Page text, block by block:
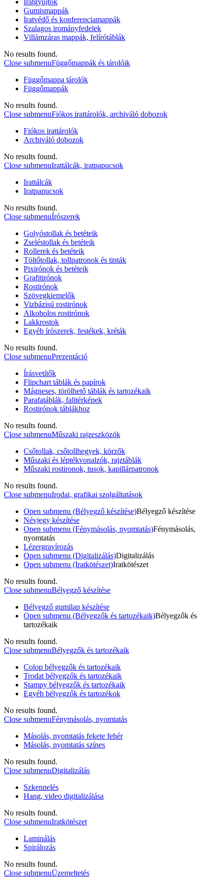
Iratgyűjtők
Gumismappák
Iratvédő és konferenciamappák
Szalagos irományfedelek
Villámzáras mappák, felírótáblák
No results found.
Close submenuFüggőmappák és tárolóik
Függőmappa tárolók
Függőmappák
No results found.
Close submenuFiókos irattárolók, archiváló dobozok
Fiókos irattárolók
Archiváló dobozok
No results found.
Close submenuIrattálcák, iratpapucsok
Irattálcák
Iratpapucsok
No results found.
Close submenuÍrószerek
Golyóstollak és betéteik
Zseléstollak és betéteik
Rollerek és betéteik
Töltőtollak, tollpatronok és tinták
Pixirónok és betéteik
Grafitirónok
Rostirónok
Szövegkiemelők
Vizbázisú rostirónok
Alkoholos rostirónok
Lakkrostok
Egyéb írószerek, festékek, kréták
No results found.
Close submenuPrezentáció
Írásvetítők
Flipchart táblák és papírok
Mágneses, törölhető táblák és tartozékaik
Parafatáblák, falitérképek
Rostirónok táblákhoz
No results found.
Close submenuMűszaki rajzeszközök
Csőtollak, csőtollhegyek, körzők
Műszaki és léptékvonalzók, rajztáblák
Műszaki rostironok, tusok, kapillárpatronok
No results found.
Close submenuIrodai, grafikai szolgáltatások
Open submenu (Bélyegző készítése)Bélyegző készítése
Névjegy készítése
Open submenu (Fénymásolás, nyomtatás)Fénymásolás,
nyomtatás
Lézergravírozás
Open submenu (Digitalizálás)Digitalizálás
Open submenu (Iratkötészet)Iratkötészet
No results found.
Close submenuBélyegző készítése
Bélyegző gumilap készítése
Open submenu (Bélyegzők és tartozékaik)Bélyegzők és
tartozékaik
No results found.
Close submenuBélyegzők és tartozékaik
Colop bélyegzők és tartozékaik
Trodat bélyegzők és tartozékaik
Stampy bélyegzők és tartozékaik
Egyéb bélyegzők és tartozékok
No results found.
Close submenuFénymásolás, nyomtatás
Másolás, nyomtatás fekete fehér
Másolás, nyomtatás színes
No results found.
Close submenuDigitalizálás
Szkennelés
Hang, video digitalizálása
No results found.
Close submenuIratkötészet
Laminálás
Spirálozás
No results found.
Close submenuÜzemeltetés